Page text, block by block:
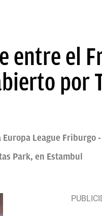
entre el
por
League Friburgo
Park, en Estambul